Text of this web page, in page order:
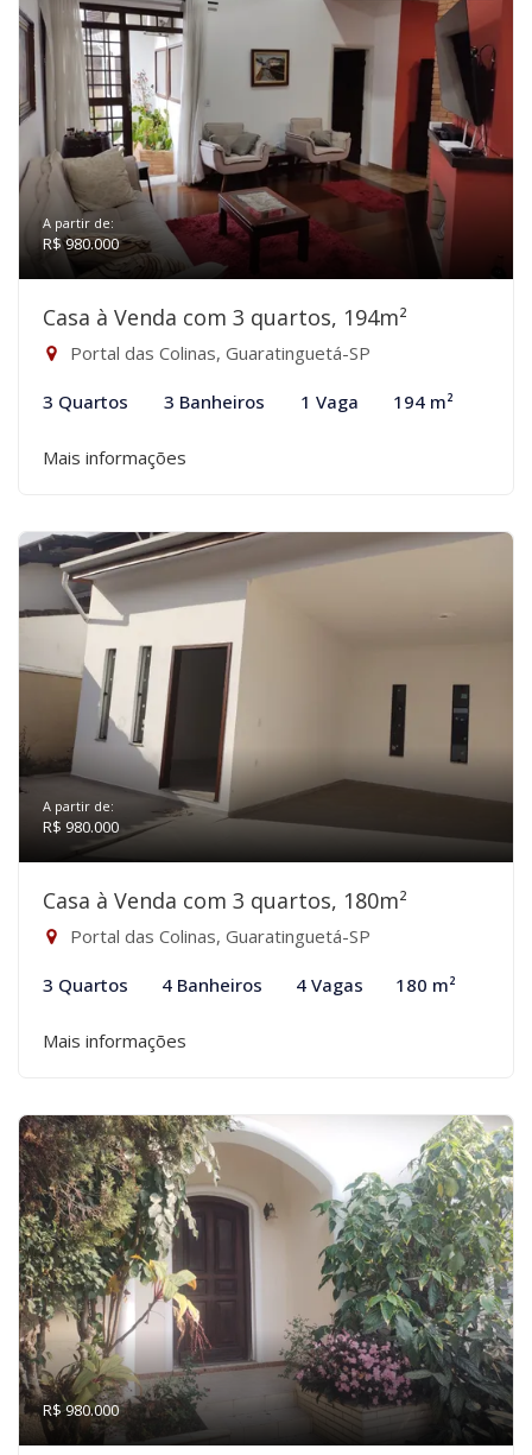
A partir de:
R$ 980.000
Casa à Venda com 3 quartos, 194m²
Portal das Colinas, Guaratinguetá-SP
3 Quartos 3 Banheiros 1 Vaga 194 m²
Mais informações
A partir de:
R$ 980.000
Casa à Venda com 3 quartos, 180m²
Portal das Colinas, Guaratinguetá-SP
3 Quartos 4 Banheiros 4 Vagas 180 m²
Mais informações
R$ 980.000